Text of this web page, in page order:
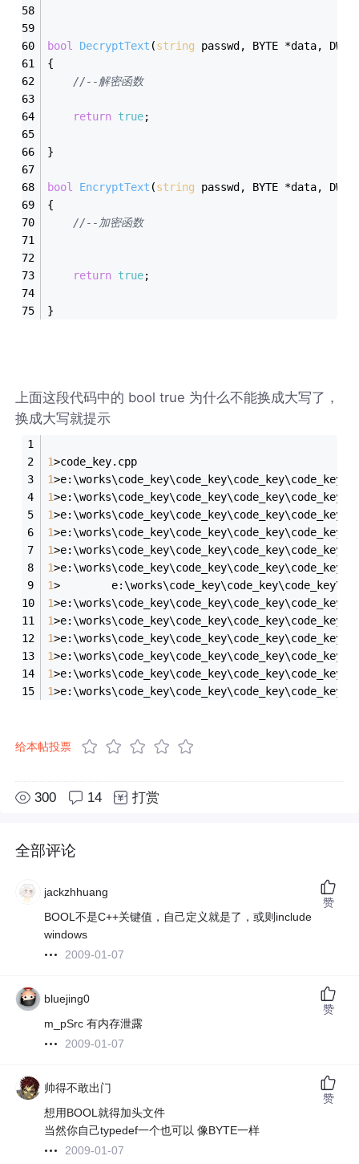
bool DecryptText (string passwd, BYTE *data,
{
//--解密函数
return true;
}
bool EncryptText (string passwd, BYTE *data,
{
//--加密函数
return true;
}
上面这段代码中的 bool true 为什么不能换成大写了，
换成大写就提示
1>code_key.cpp
1
1
1
1
1
1
1>
1
1
1
1
1
1
给本帖投票
300 14 打赏
全部评论
jackzhhuang
BOOL不是C++关键值，自己定义就是了，或则include
windows
2009-01-07
赞
bluejing0
m_pSrc 有内存泄露
2009-01-07
赞
帅得不敢出门
想用BOOL就得加头文件
当然你自己typedef一个也可以 像BYTE一样
2009-01-07
赞